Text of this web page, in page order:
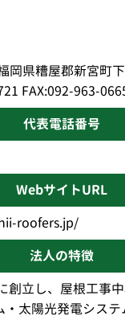
県糟屋郡新宮町
FAX:092-963-
代表電話番号
WebサイトURL
roofers.jp/
法人の特徴
創立し、屋根工事
・太陽光発電シス